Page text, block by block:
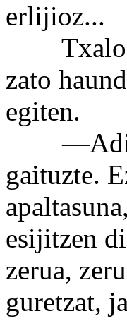
erlijioz...
zato
egiten.
gaituzte.
esijitzen
zerua,
guretzat,